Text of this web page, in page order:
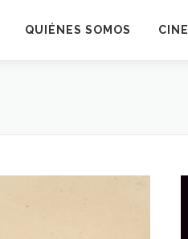
QUIÉNES SOMOS CINE